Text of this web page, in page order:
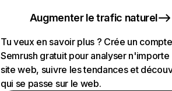
Augmenter le trafic naturel
Tu veux en savoir plus ? Crée un compte
Semrush gratuit pour analyser n'importe
site web, suivre les tendances et
qui se passe sur le web.